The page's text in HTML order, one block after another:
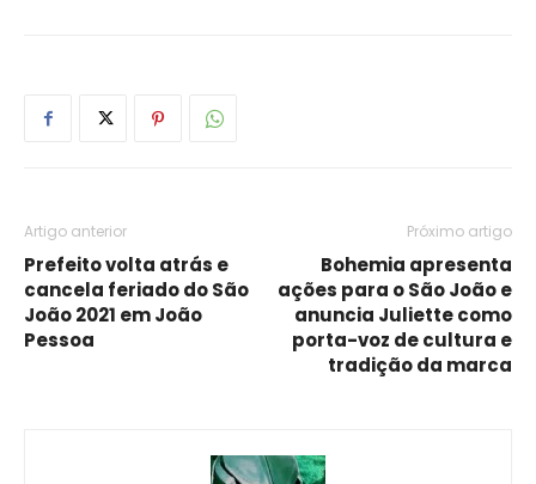
Artigo anterior
Prefeito volta atrás e
cancela feriado do São
João 2021 em João
Pessoa
Próximo artigo
Bohemia apresenta
ações para o São João e
anuncia Juliette como
porta-voz de cultura e
tradição da marca